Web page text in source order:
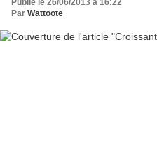
Publié le 26/06/2013 à 16:22
Par Wattoote